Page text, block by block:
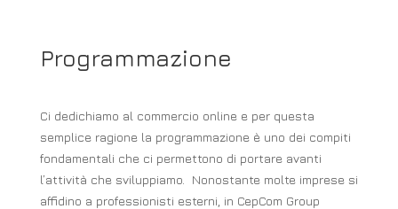
Programmazione
Ci dedichiamo al commercio online e per questa
semplice ragione la programmazione è uno dei compiti
fondamentali che ci permettono di portare avanti
l’attività che sviluppiamo. Nonostante molte imprese si
affidino a professionisti esterni, in CepCom Group